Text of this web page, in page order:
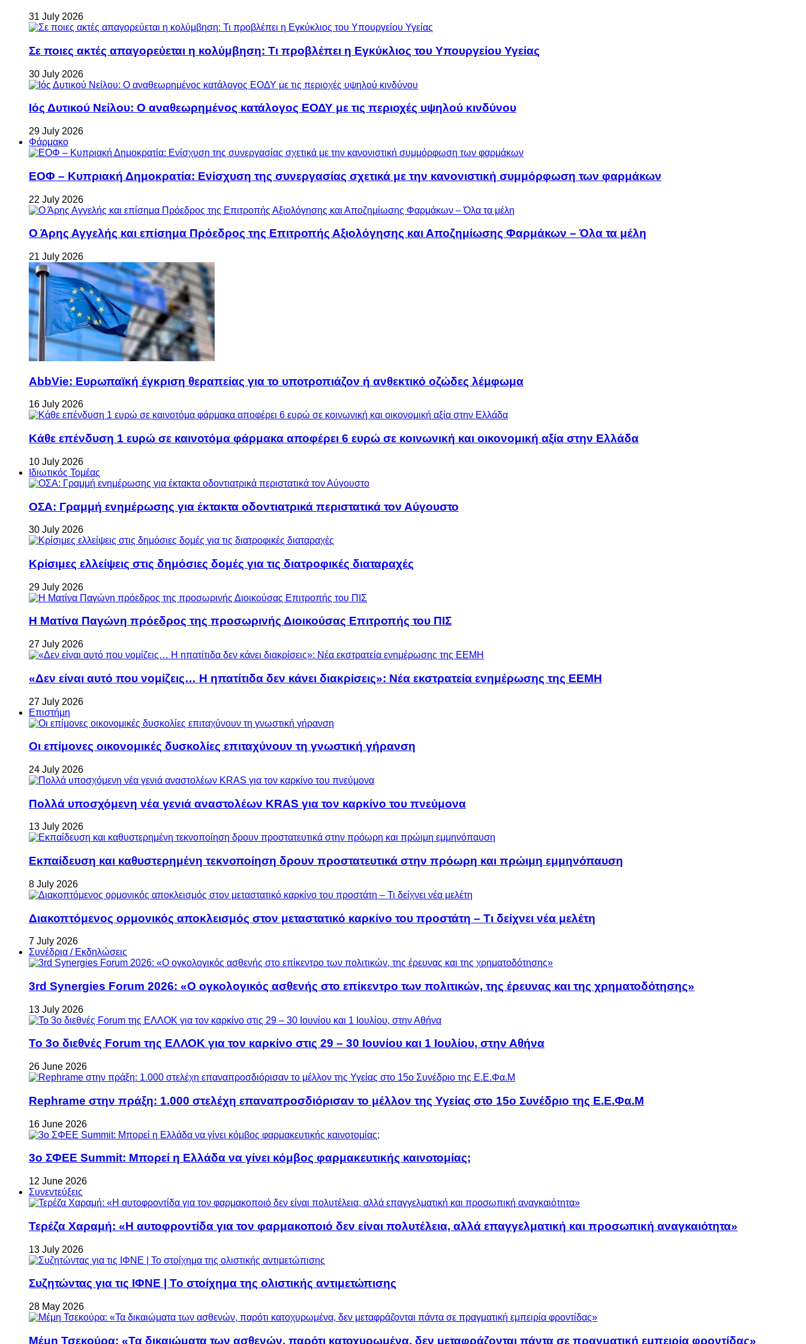
31 July 2026
Σε ποιες ακτές απαγορεύεται η κολύμβηση: Τι προβλέπει η Εγκύκλιος του Υπουργείου Υγείας
30 July 2026
Ιός Δυτικού Νείλου: Ο αναθεωρημένος κατάλογος ΕΟΔΥ με τις περιοχές υψηλού κινδύνου
29 July 2026
Φάρμακο
ΕΟΦ – Κυπριακή Δημοκρατία: Ενίσχυση της συνεργασίας σχετικά με την κανονιστική συμμόρφωση των φαρμάκων
22 July 2026
Ο Άρης Αγγελής και επίσημα Πρόεδρος της Επιτροπής Αξιολόγησης και Αποζημίωσης Φαρμάκων – Όλα τα μέλη
21 July 2026
AbbVie: Ευρωπαϊκή έγκριση θεραπείας για το υποτροπιάζον ή ανθεκτικό οζώδες λέμφωμα
16 July 2026
Κάθε επένδυση 1 ευρώ σε καινοτόμα φάρμακα αποφέρει 6 ευρώ σε κοινωνική και οικονομική αξία στην Ελλάδα
10 July 2026
Ιδιωτικός Τομέας
ΟΣΑ: Γραμμή ενημέρωσης για έκτακτα οδοντιατρικά περιστατικά τον Αύγουστο
30 July 2026
Κρίσιμες ελλείψεις στις δημόσιες δομές για τις διατροφικές διαταραχές
29 July 2026
Η Ματίνα Παγώνη πρόεδρος της προσωρινής Διοικούσας Επιτροπής του ΠΙΣ
27 July 2026
«Δεν είναι αυτό που νομίζεις… Η ηπατίτιδα δεν κάνει διακρίσεις»: Νέα εκστρατεία ενημέρωσης της ΕΕΜΗ
27 July 2026
Επιστήμη
Οι επίμονες οικονομικές δυσκολίες επιταχύνουν τη γνωστική γήρανση
24 July 2026
Πολλά υποσχόμενη νέα γενιά αναστολέων KRAS για τον καρκίνο του πνεύμονα
13 July 2026
Εκπαίδευση και καθυστερημένη τεκνοποίηση δρουν προστατευτικά στην πρόωρη και πρώιμη εμμηνόπαυση
8 July 2026
Διακοπτόμενος ορμονικός αποκλεισμός στον μεταστατικό καρκίνο του προστάτη – Τι δείχνει νέα μελέτη
7 July 2026
Συνέδρια / Εκδηλώσεις
3rd Synergies Forum 2026: «Ο ογκολογικός ασθενής στο επίκεντρο των πολιτικών, της έρευνας και της χρηματοδότησης»
13 July 2026
Το 3ο διεθνές Forum της ΕΛΛΟΚ για τον καρκίνο στις 29 – 30 Ιουνίου και 1 Ιουλίου, στην Αθήνα
26 June 2026
Rephrame στην πράξη: 1.000 στελέχη επαναπροσδιόρισαν το μέλλον της Υγείας στο 15ο Συνέδριο της Ε.Ε.Φα.Μ
16 June 2026
3ο ΣΦΕΕ Summit: Μπορεί η Ελλάδα να γίνει κόμβος φαρμακευτικής καινοτομίας;
12 June 2026
Συνεντεύξεις
Τερέζα Χαραμή: «Η αυτοφροντίδα για τον φαρμακοποιό δεν είναι πολυτέλεια, αλλά επαγγελματική και προσωπική αναγκαιότητα»
13 July 2026
Συζητώντας για τις ΙΦΝΕ | Το στοίχημα της ολιστικής αντιμετώπισης
28 May 2026
Μέμη Τσεκούρα: «Τα δικαιώματα των ασθενών, παρότι κατοχυρωμένα, δεν μεταφράζονται πάντα σε πραγματική εμπειρία φροντίδας»